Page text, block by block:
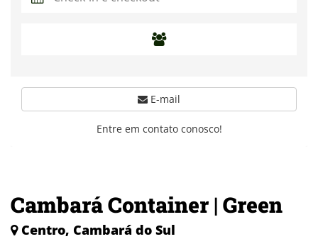
Cambará Container | Green
Centro, Cambará do Sul
E-mail
Entre em contato conosco!